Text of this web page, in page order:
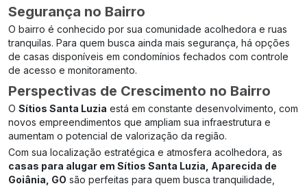
Segurança no Bairro
O bairro é conhecido por sua comunidade acolhedora e ruas
tranquilas. Para quem busca ainda mais segurança, há opções
de casas disponíveis em condomínios fechados com controle
de acesso e monitoramento.
Perspectivas de Crescimento no Bairro
O Sítios Santa Luzia está em constante desenvolvimento, com
novos empreendimentos que ampliam sua infraestrutura e
aumentam o potencial de valorização da região.
Com sua localização estratégica e atmosfera acolhedora, as
casas para alugar em Sítios Santa Luzia, Aparecida de
Goiânia, GO são perfeitas para quem busca tranquilidade,